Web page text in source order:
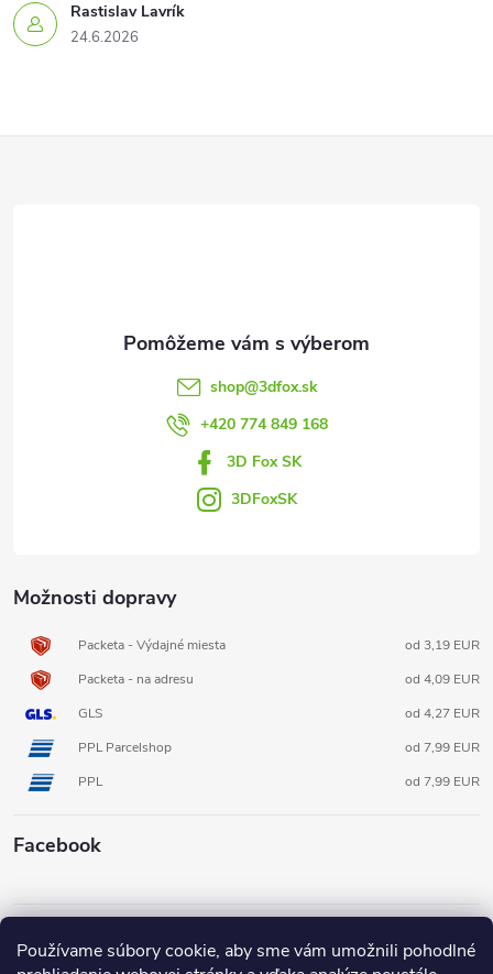
Používame súbory cookie, aby sme vám umožnili pohodlné
Rastislav Lavrík
24.6.2026
Možnosti dopravy
Packeta - Výdajné miesta
od 3,19 EUR
Packeta - na adresu
od 4,09 EUR
GLS
od 4,27 EUR
PPL Parcelshop
od 7,99 EUR
PPL
od 7,99 EUR
Facebook
shop@3dfox.sk
+420 774 849 168
3D Fox SK
3DFoxSK